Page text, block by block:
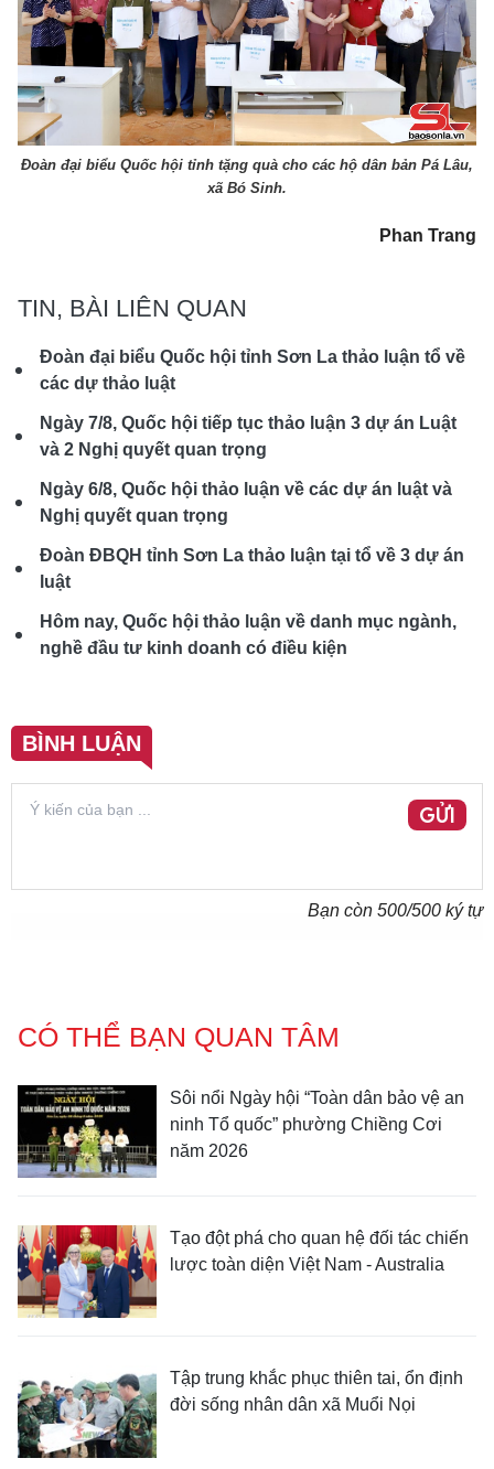
Đoàn đại biểu Quốc hội tỉnh tặng quà cho các hộ dân bản Pá Lâu,
xã Bó Sinh.
Phan Trang
TIN, BÀI LIÊN QUAN
Đoàn đại biểu Quốc hội tỉnh Sơn La thảo luận tổ về
các dự thảo luật
Ngày 7/8, Quốc hội tiếp tục thảo luận 3 dự án Luật
và 2 Nghị quyết quan trọng
Ngày 6/8, Quốc hội thảo luận về các dự án luật và
Nghị quyết quan trọng
Đoàn ĐBQH tỉnh Sơn La thảo luận tại tổ về 3 dự án
luật
Hôm nay, Quốc hội thảo luận về danh mục ngành,
nghề đầu tư kinh doanh có điều kiện
BÌNH LUẬN
GỬI
Bạn còn 500/500 ký tự
CÓ THỂ BẠN QUAN TÂM
Sôi nổi Ngày hội “Toàn dân bảo vệ an
ninh Tổ quốc” phường Chiềng Cơi
năm 2026
Tạo đột phá cho quan hệ đối tác chiến
lược toàn diện Việt Nam - Australia
Tập trung khắc phục thiên tai, ổn định
đời sống nhân dân xã Muổi Nọi